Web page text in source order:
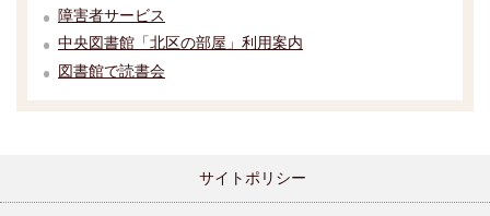
障害者サービス
中央図書館「北区の部屋」利用案内
図書館で読書会
サイトポリシー